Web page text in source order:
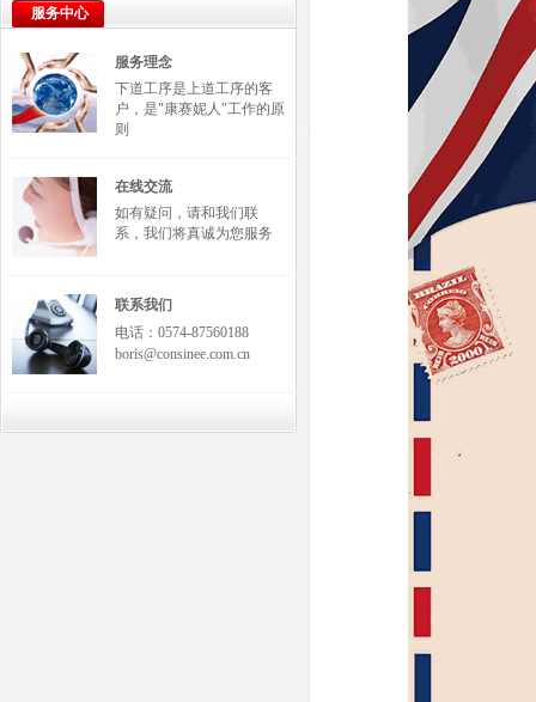
服务中心
服务理念
下道工序是上道工序的客
户，是"康赛妮人"工作的原
则
在线交流
如有疑问，请和我们联
系，我们将真诚为您服务
联系我们
电话：0574-87560188
boris@consinee.com.cn